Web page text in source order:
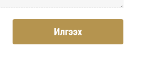
Илгээх